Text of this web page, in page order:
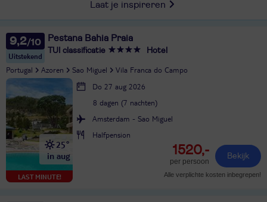
Laat je inspireren
9,2
Uitstekend
Pestana Bahia Praia
TUI classificatie Hotel
Portugal Azoren Sao Miguel Vila Franca do Campo
LAST MINUTE!
25°
in aug
Do 27 aug 2026
8 dagen (7 nachten)
Amsterdam - Sao Miguel
Halfpension
1520,-
per persoon
Bekijk
Alle verplichte kosten inbegrepen!